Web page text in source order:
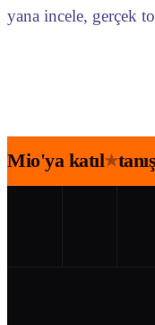
yana incele, gerçek
Mio'ya katıl★